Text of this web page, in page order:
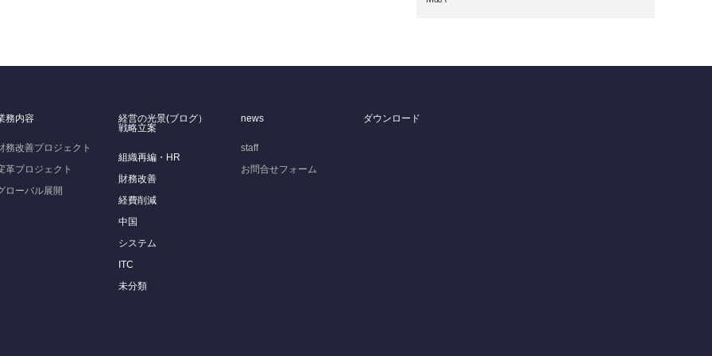
務内容
務改善プロジェクト
革プロジェクト
ローバル展開
経営の光景(ブログ）
戦略立案
組織再編・HR
財務改善
経費削減
中国
システム
ITC
未分類
news
staff
お問合せフォーム
ダウンロード